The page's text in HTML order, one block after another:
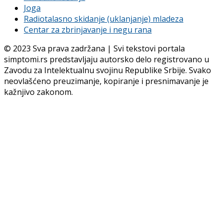
Joga
Radiotalasno skidanje (uklanjanje) mladeza
Centar za zbrinjavanje i negu rana
© 2023 Sva prava zadržana | Svi tekstovi portala
simptomi.rs predstavljaju autorsko delo registrovano u
Zavodu za Intelektualnu svojinu Republike Srbije. Svako
neovlašćeno preuzimanje, kopiranje i presnimavanje je
kažnjivo zakonom.